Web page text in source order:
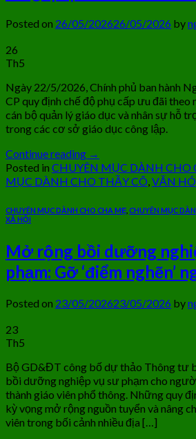
Posted on 26/05/202626/05/2026 by
26
Th5
Ngày 22/5/2026, Chính phủ ban hành
CP quy định chế độ phụ cấp ưu đãi theo
cán bộ quản lý giáo dục và nhân sự hỗ
trong các cơ sở giáo dục công lập.
Continue reading →
Posted in CHUYÊN MỤC DÀNH CHO
MỤC DÀNH CHO THẦY CÔ VĂN
CHUYÊN MỤC DÀNH CHO CHA MẸ CHUYÊN MỤC
XÃ HỘI
Mở rộng bồi dưỡng
phạm: Gỡ ‘điểm nghẽn’
Posted on 23/05/202623/05/2026 by
23
Th5
Bộ GD&ĐT công bố dự thảo Thông tư
bồi dưỡng nghiệp vụ sư phạm cho
thành giáo viên phổ thông. Những quy
kỳ vọng mở rộng nguồn tuyển và nâng
viên trong bối cảnh nhiều địa […]